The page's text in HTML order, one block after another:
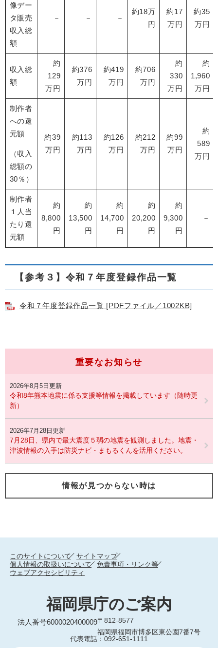
像デー
タ販売
収入総
額
－ － －
約18万
円
約17
万円
約35
万円
収入総
額
約
129
万円
約376
万円
約419
万円
約706
万円
約
330
万円
約
1,960
万円
制作者
への還
元額
（収入
総額の
30％）
約39
万円
約113
万円
約126
万円
約212
万円
約99
万円
約
589
万円
制作者
１人当
たり還
元額
約
8,800
円
約
13,500
円
約
14,700
円
約
20,200
円
約
9,300
円
－
【参考３】令和７年度登録作品一覧
令和７年度登録作品一覧 [PDFファイル／1002KB]
重要なお知らせ
2026年8月5日更新
令和8年熊本地震に係る支援等情報を掲載しています（随時更
新）
2026年7月28日更新
7月28日、県内で最大震度５弱の地震を観測しました。地震・
津波情報の入手は防災ナビ・まもるくんを活用ください。
情報が見つからない時は
このサイトについて
サイトマップ
個人情報の取扱いについて
免責事項・リンク等
ウェブアクセシビリティ
福岡県庁のご案内
法人番号6000020400009〒812-8577
福岡県福岡市博多区東公園7番7号
代表電話：092-651-1111